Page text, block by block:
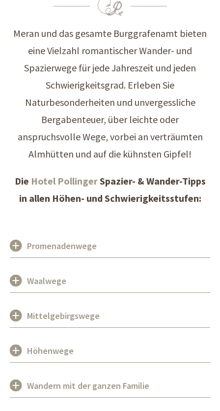
Meran und das gesamte Burggrafenamt bieten
eine Vielzahl romantischer Wander- und
Spazierwege für jede Jahreszeit und jeden
Schwierigkeitsgrad. Erleben Sie
Naturbesonderheiten und unvergessliche
Bergabenteuer, über leichte oder
anspruchsvolle Wege, vorbei an verträumten
Almhütten und auf die kühnsten Gipfel!
Die Hotel PollingerSpazier- & Wander-Tipps
in allen Höhen- und Schwierigkeitsstufen:
Promenadenwege
Waalwege
Mittelgebirgswege
Höhenwege
Wandern mit der ganzen Familie